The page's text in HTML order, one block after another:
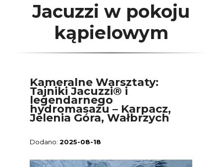
Jacuzzi w pokoju
kąpielowym
Kameralne Warsztaty:
Tajniki Jacuzzi® i
legendarnego
hydromasażu – Karpacz,
Jelenia Góra, Wałbrzych
2025-08-18